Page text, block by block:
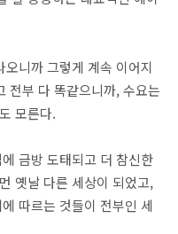
니까 그렇게 계속 이어지
전부 다 똑같으니까, 수요는
모른다.
금방 도태되고 더 참신한
옛날 다른 세상이 되었고,
따르는 것들이 전부인 세